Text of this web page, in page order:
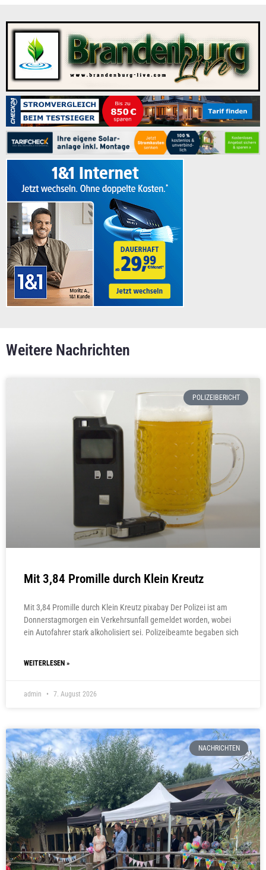
Weitere Nachrichten
POLIZEIBERICHT
Mit 3,84 Promille durch Klein Kreutz
Mit 3,84 Promille durch Klein Kreutz pixabay Der Polizei ist am
Donnerstagmorgen ein Verkehrsunfall gemeldet worden, wobei
ein Autofahrer stark alkoholisiert sei. Polizeibeamte begaben sich
WEITERLESEN »
admin 7. August 2026
NACHRICHTEN